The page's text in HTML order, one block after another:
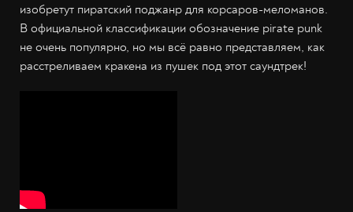
изобретут пиратский поджанр для корсаров-меломанов.
В официальной классификации обозначение pirate punk
не очень популярно, но мы всё равно представляем, как
расстреливаем кракена из пушек под этот саундтрек!